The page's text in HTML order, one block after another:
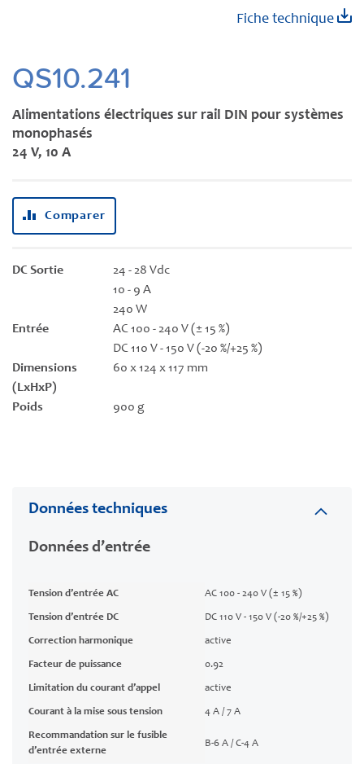
QS10.241
Alimentations électriques sur rail DIN pour systèmes
monophasés
24 V, 10 A
Fiche technique
Comparer
DC Sortie
24 - 28 Vdc
10 - 9 A
240 W
Entrée
AC 100 - 240 V (± 15 %)
DC 110 V - 150 V (-20 %/+25 %)
Dimensions
(LxHxP)
60 x 124 x 117 mm
Poids 900 g
beginning
of
the
gallery
Données techniques
Données d’entrée
Tension d’entrée AC AC 100 - 240 V (± 15 %)
Tension d’entrée DC DC 110 V - 150 V (-20 %/+25 %)
Correction harmonique active
Facteur de puissance 0.92
Limitation du courant d’appel active
Courant à la mise sous tension 4 A / 7 A
Recommandation sur le fusible
d’entrée externe
B-6 A / C-4 A